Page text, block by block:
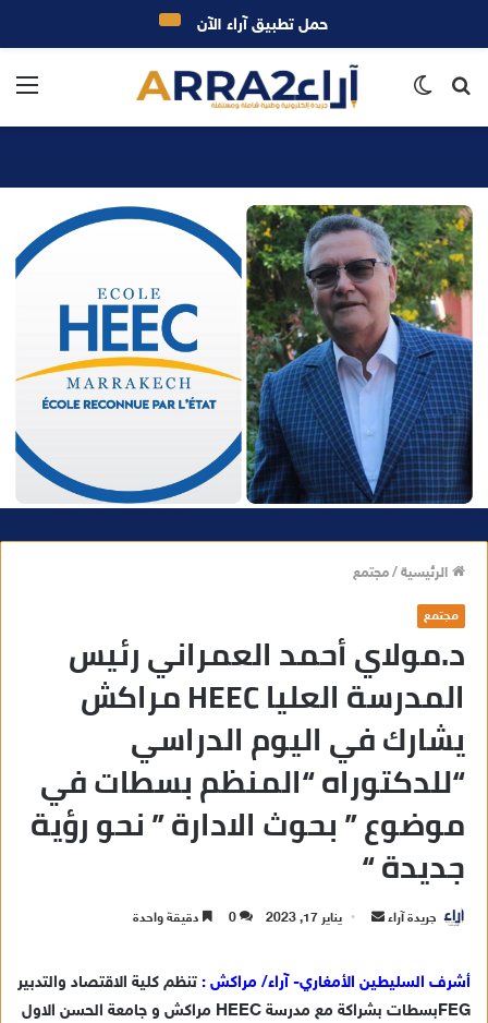
بحث
الرئيسية/مجتمع
مجتمع
د.مولاي أحمد العمراني رئيس
المدرسة العليا HEEC مراكش
يشارك في اليوم الدراسي
“للدكتوراه “المنظم بسطات في
موضوع ” بحوث الادارة ” نحو رؤية
جديدة “
جريدة آراء يناير 17, 2023 0 دقيقة واحدة
أشرف السليطين الأمغاري- آراء/ مراكش : تنظم كلية الاقتصاد والتدبير
FEGبسطات بشراكة مع مدرسة HEEC مراكش و جامعة الحسن الاول
حمل تطبيق آراء الآن